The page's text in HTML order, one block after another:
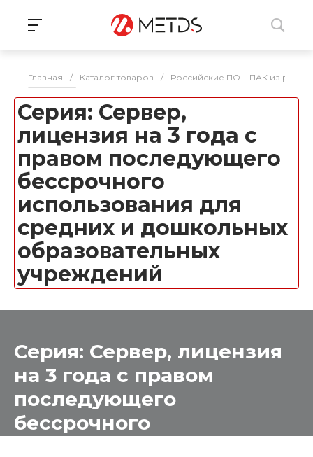
Главная / Каталог товаров / Российские ПО + ПАК из
Серия: Сервер,
лицензия на 3 года с
правом последующего
бессрочного
использования для
средних и дошкольных
образовательных
учреждений
Серия: Сервер, лицензия
на 3 года с правом
последующего
бессрочного